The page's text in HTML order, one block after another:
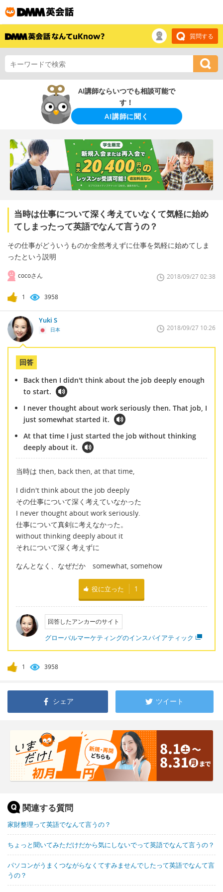
質問する
AI講師ならいつでも相談可能で
す！
AI講師に聞く
当時は仕事について深く考えていなくて気軽に始め
てしまったって英語でなんて言うの？
その仕事がどういうものか全然考えずに仕事を気軽に始めてしま
ったという説明
cocoさん 2018/09/27 02:38
1 3958
Yuki S
日本 2018/09/27 10:26
回答
Back then I didn't think about the job deeply enough
to start.
I never thought about work seriously then. That job, I
just somewhat started it.
At that time I just started the job without thinking
deeply about it.
当時は then, back then, at that time,
I didn't think about the job deeply
その仕事について深く考えていなかった
I never thought about work seriously.
仕事について真剣に考えなかった。
without thinking deeply about it
それについて深く考えずに
なんとなく、なぜだか somewhat, somehow
役に立った 1
回答したアンカーのサイト
グローバルマーケティングのインスパイアティック
1 3958
シェア ツイート
関連する質問
家財整理って英語でなんて言うの？
ちょっと聞いてみただけだから気にしないでって英語でなんて言うの？
パソコンがうまくつながらなくてすみませんでしたって英語でなんて言
うの？